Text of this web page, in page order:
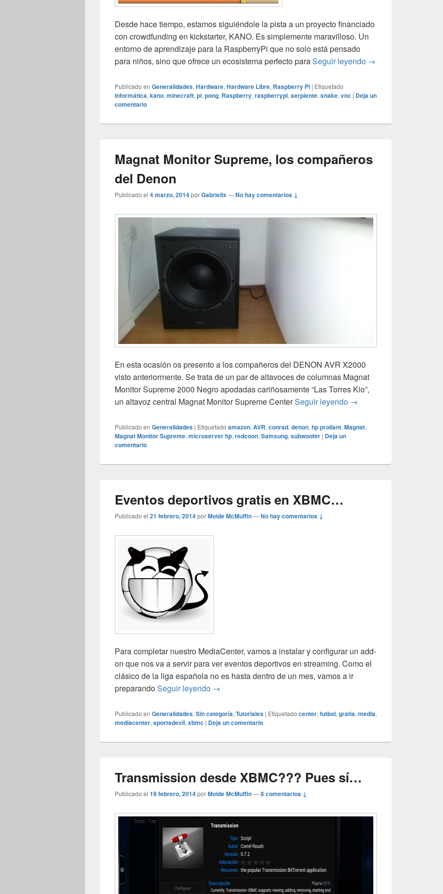
Desde hace tiempo, estamos siguiéndole la pista a un proyecto financiado
con crowdfunding en kickstarter, KANO. Es simplemente maravilloso. Un
entorno de aprendizaje para la RaspberryPi que no solo está pensado
para niños, sino que ofrece un ecosistema perfecto paraSeguir leyendo KANO, o cómo
→
Publicado en Generalidades, Hardware, Hardware Libre, Raspberry Pi | Etiquetado
informática, kano, minecraft, pi, pong, Raspberry, raspberrypi, serpiente, snake, vnc | Deja un
comentario
Magnat Monitor Supreme, los compañeros
del Denon
Publicado el 4 marzo, 2014porGabrielix —No hay comentarios ↓
En esta ocasión os presento a los compañeros del DENON AVR X2000
visto anteriormente. Se trata de un par de altavoces de columnas Magnat
Monitor Supreme 2000 Negro apodadas cariñosamente “Las Torres Kio”,
un altavoz central Magnat Monitor Supreme CenterSeguir leyendo Magnat Monitor Supreme,
→
Publicado en Generalidades | Etiquetado amazon, AVR, conrad, denon, hp proliant, Magnat,
Magnat Monitor Supreme, microserver hp, redcoon, Samsung, subwoofer | Deja un
comentario
Eventos deportivos gratis en XBMC…
Publicado el 21 febrero, 2014porMoide McMuffin—No hay comentarios ↓
Para completar nuestro MediaCenter, vamos a instalar y configurar un add-
on que nos va a servir para ver eventos deportivos en streaming. Como el
clásico de la liga española no es hasta dentro de un mes, vamos a ir
preparandoSeguir leyendo Eventos deportivos gratis en XBMC…
→
Publicado en Generalidades, Sin categoría, Tutoriales | Etiquetado center, futbol, gratis, media,
mediacenter, sportsdevil, xbmc | Deja un comentario
Transmission desde XBMC??? Pues sí…
Publicado el 19 febrero, 2014porMoide McMuffin—8 comentarios ↓